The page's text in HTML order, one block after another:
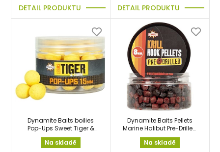
DETAIL PRODUKTU DETAIL PRODUKTU
Dynamite Baits boilies
Pop-Ups Sweet Tiger &
Corn 15mm plovoucí
Na skladě
Dynamite Baits Pellets
Marine Halibut Pre-Drilled
8mm pelety předvrtané
na háček
Na skladě